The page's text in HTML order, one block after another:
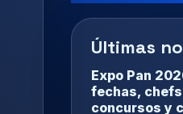
Últimas
Expo Pan
fechas,
concursos y